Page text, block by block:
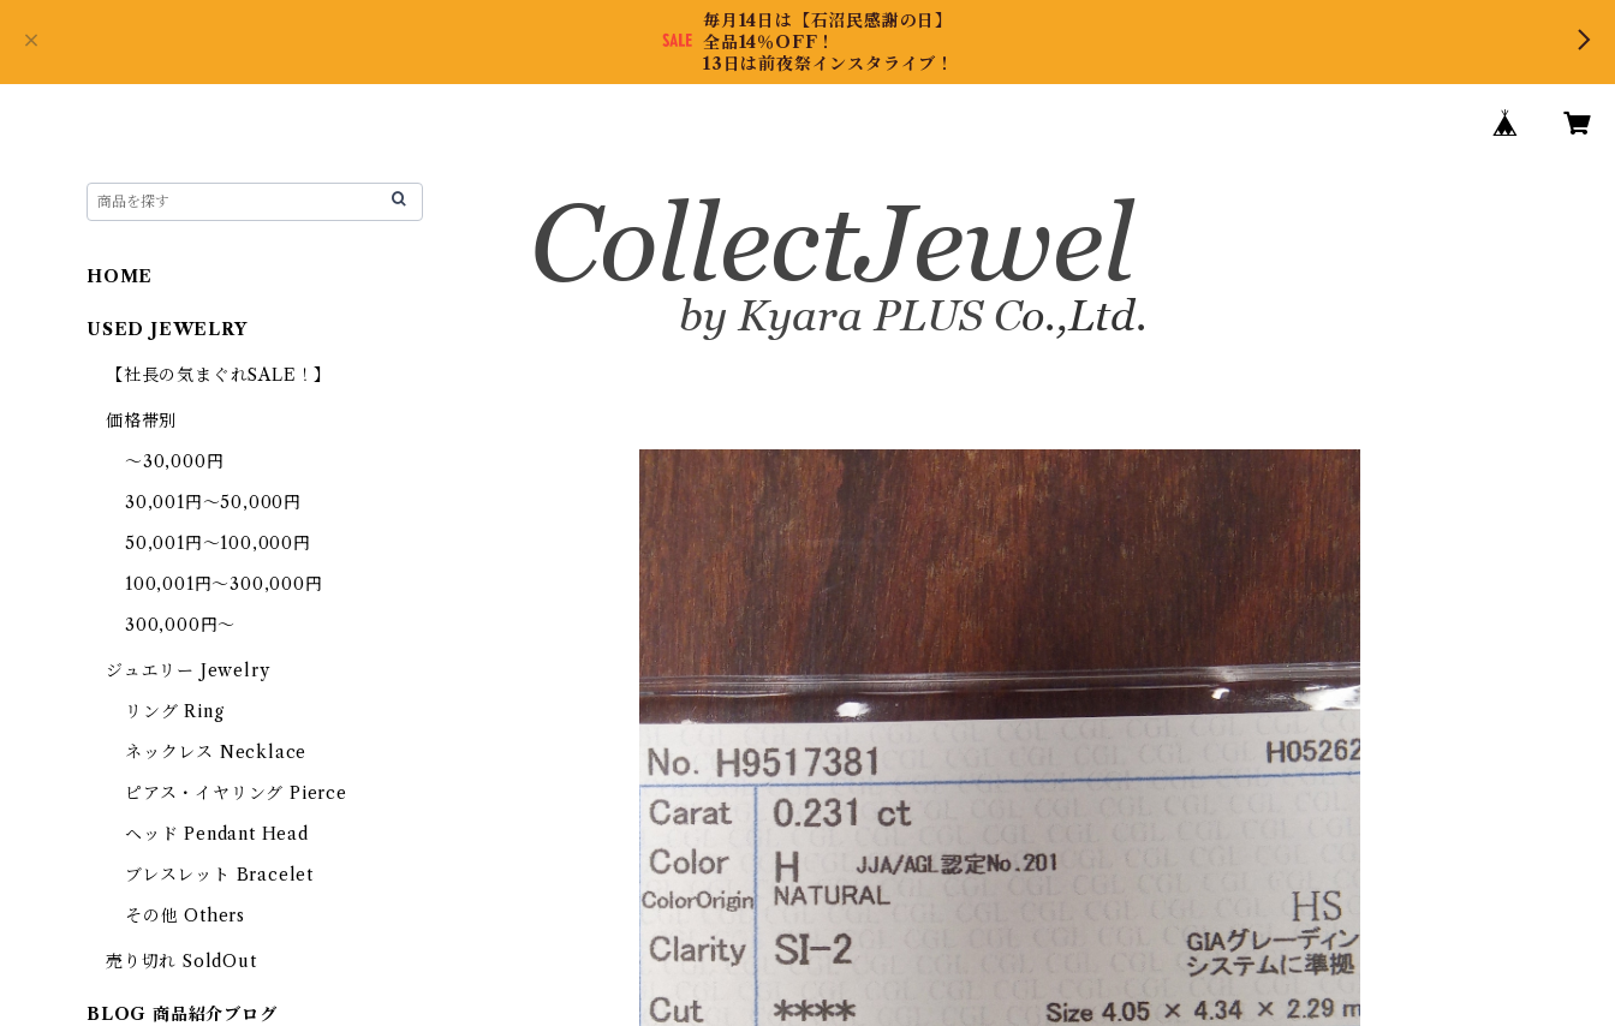
毎月14日は【石沼民感謝の日】
全品14％OFF！
13日は前夜祭インスタライブ！
HOME
USED JEWELRY
【社長の気まぐれSALE！】
価格帯別
～30,000円
30,001円～50,000円
50,001円～100,000円
100,001円～300,000円
300,000円～
ジュエリー Jewelry
リング Ring
ネックレス Necklace
ピアス・イヤリング Pierce
ヘッド Pendant Head
ブレスレット Bracelet
その他 Others
売り切れ SoldOut
BLOG 商品紹介ブログ